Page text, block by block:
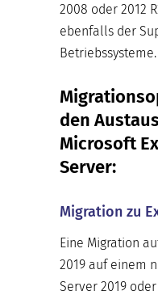
2008 oder 2012
ebenfalls der
Betriebssysteme.
den
Microsoft
Server:
Migration zu
Eine Migration
2019 auf einem
Server 2019